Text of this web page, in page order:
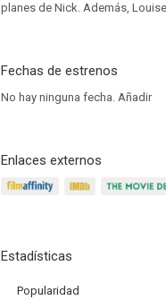
planes de Nick. Además,
Fechas de estrenos
No hay ninguna fecha. Añadir
Enlaces externos
Estadísticas
Popularidad